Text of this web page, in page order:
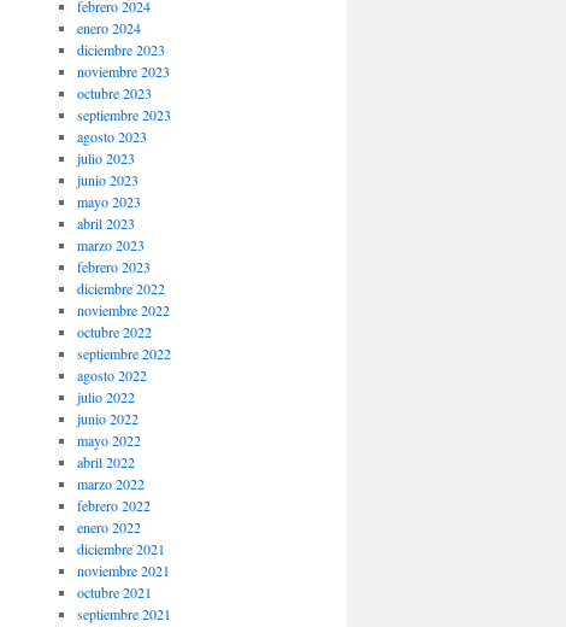
febrero 2024
enero 2024
diciembre 2023
noviembre 2023
octubre 2023
septiembre 2023
agosto 2023
julio 2023
junio 2023
mayo 2023
abril 2023
marzo 2023
febrero 2023
diciembre 2022
noviembre 2022
octubre 2022
septiembre 2022
agosto 2022
julio 2022
junio 2022
mayo 2022
abril 2022
marzo 2022
febrero 2022
enero 2022
diciembre 2021
noviembre 2021
octubre 2021
septiembre 2021